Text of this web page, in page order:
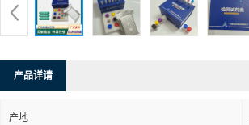
产品详请
产地